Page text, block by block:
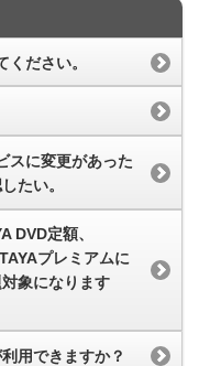
ださい。
スに変更があった
たい。
DVD定額、
プレミアムに
象になります
用できますか？